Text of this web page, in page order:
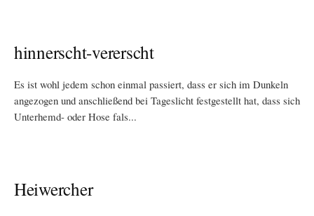
hinnerscht-vererscht
Es ist wohl jedem schon einmal passiert, dass er sich im Dunkeln
angezogen und anschließend bei Tageslicht festgestellt hat, dass sich
Unterhemd- oder Hose fals...
Heiwercher